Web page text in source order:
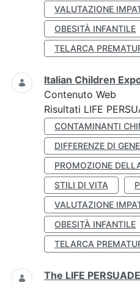
VALUTAZIONE
OBESITÀ INFANTILE
TELARCA
Italian Children
Contenuto Web
Risultati LIFE
CONTAMINANTI
DIFFERENZE DI
PROMOZIONE
STILI DI VITA
VALUTAZIONE
OBESITÀ INFANTILE
TELARCA
The LIFE